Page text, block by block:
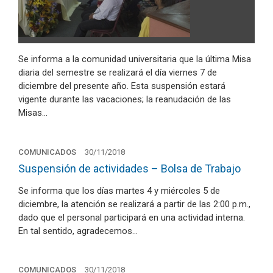
Se informa a la comunidad universitaria que la última Misa
diaria del semestre se realizará el día viernes 7 de
diciembre del presente año. Esta suspensión estará
vigente durante las vacaciones; la reanudación de las
Misas…
COMUNICADOS 30/11/2018
Suspensión de actividades – Bolsa de Trabajo
Se informa que los días martes 4 y miércoles 5 de
diciembre, la atención se realizará a partir de las 2:00 p.m.,
dado que el personal participará en una actividad interna.
En tal sentido, agradecemos…
COMUNICADOS 30/11/2018